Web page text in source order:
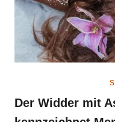
Der Widder mit